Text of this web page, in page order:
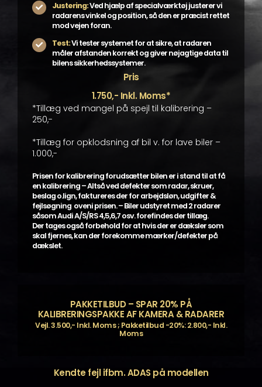
Justering:Ved hjælp af specialværktøj justerer vi
radarens vinkel og position, så den er præcist rettet
mod vejen foran.
Test:Vi tester systemet for at sikre, at radaren
måler afstanden korrekt og giver nøjagtige data til
bilens sikkerhedssystemer.
Pris
1.750,- Inkl. Moms*
*Tillæg ved mangel på spejl til kalibrering –
250,-
*Tillæg for opklodsning af bil v. for lave biler –
1.000,-
Prisen for kalibrering forudsætter bilen er i stand til at få
en kalibrering – Altså ved defekter som radar, skruer,
beslag o.lign, faktureres der for arbejdsløn, udgifter &
fejlsøgning oveni prisen. – Biler udstyret med 2 radarer
såsom Audi A/S/RS 4,5,6,7 osv. forefindes der tillæg.
Der tages også forbehold for at hvis der er dæksler som
skal fjernes, kan der forekomme mærker/defekter på
dækslet.
PAKKETILBUD – SPAR 20% PÅ
KALIBRERINGSPAKKE AF KAMERA & RADARER
Vejl. 3.500,- Inkl. Moms ; Pakketilbud -20%: 2.800,- Inkl.
Moms
Kendte fejl ifbm. ADAS på modellen